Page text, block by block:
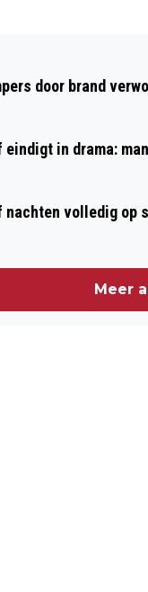
IN
door brand
in drama:
nachten volledig
Meer